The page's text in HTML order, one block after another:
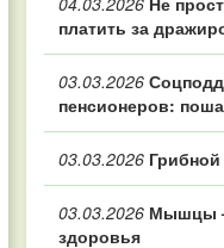
платить за
03.03.2026
пенсионеров:
03.03.2026
03.03.2026 Мышцы
здоровья